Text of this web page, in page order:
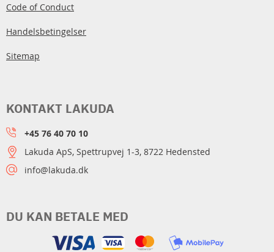
Code of Conduct
Handelsbetingelser
Sitemap
DU KAN BETALE MED
KONTAKT LAKUDA
+45 76 40 70 10
Lakuda ApS, Spettrupvej 1-3, 8722 Hedensted
info@lakuda.dk